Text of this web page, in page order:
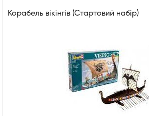
Корабель вікінгів (Стартовий набір)